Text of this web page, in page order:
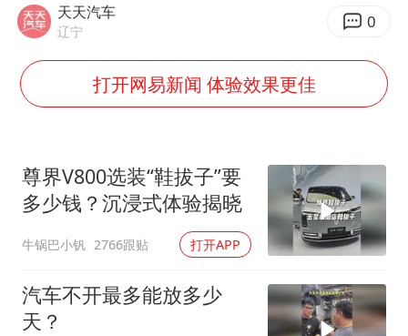
以军士兵把枪口对准中国记者
方桃子代言广告视频已下架
一周大涨超7% 金价为何突然上涨
WTT横滨冠军赛女单四强国乒占三席
谢霆锋演唱会隔空祝王菲生日快乐
构建更高水平的全民健身公共服务体系
天天汽车
辽宁 0
打开网易新闻 体验效果更佳
尊界V800选装“鞋拔子”要
多少钱？沉浸式体验揭晓
牛锅巴小钒 2766跟贴 打开APP
汽车不开最多能放多少
天？